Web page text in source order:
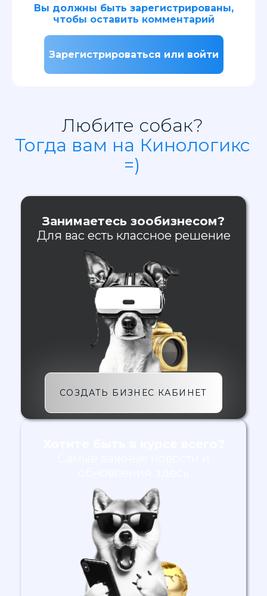
Вы должны быть зарегистрированы,
чтобы оставить комментарий
Зарегистрироваться или войти
Любите собак?
Тогда вам на Кинологикс
=)
Занимаетесь зообизнесом?
Для вас есть классное решение
СОЗДАТЬ БИЗНЕС КАБИНЕТ